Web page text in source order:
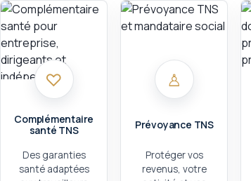
♡
Complémentaire
santé TNS
Des garanties
santé adaptées
♙
Prévoyance TNS
Protéger vos
revenus, votre